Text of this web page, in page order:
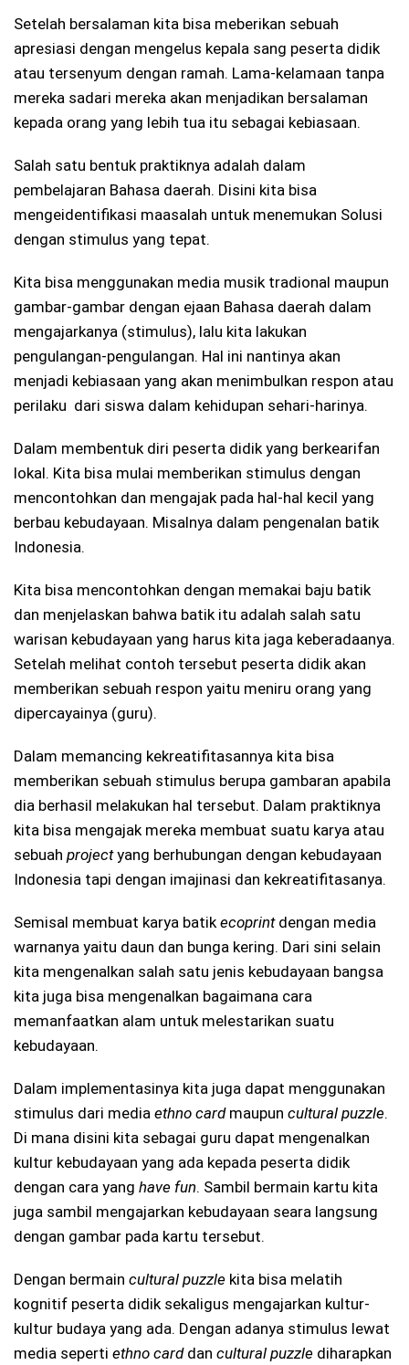
Setelah bersalaman kita bisa meberikan sebuah
apresiasi dengan mengelus kepala sang peserta didik
atau tersenyum dengan ramah. Lama-kelamaan tanpa
mereka sadari mereka akan menjadikan bersalaman
kepada orang yang lebih tua itu sebagai kebiasaan.
Salah satu bentuk praktiknya adalah dalam
pembelajaran Bahasa daerah. Disini kita bisa
mengeidentifikasi maasalah untuk menemukan Solusi
dengan stimulus yang tepat.
Kita bisa menggunakan media musik tradional maupun
gambar-gambar dengan ejaan Bahasa daerah dalam
mengajarkanya (stimulus), lalu kita lakukan
pengulangan-pengulangan. Hal ini nantinya akan
menjadi kebiasaan yang akan menimbulkan respon atau
perilaku dari siswa dalam kehidupan sehari-harinya.
Dalam membentuk diri peserta didik yang berkearifan
lokal. Kita bisa mulai memberikan stimulus dengan
mencontohkan dan mengajak pada hal-hal kecil yang
berbau kebudayaan. Misalnya dalam pengenalan batik
Indonesia.
Kita bisa mencontohkan dengan memakai baju batik
dan menjelaskan bahwa batik itu adalah salah satu
warisan kebudayaan yang harus kita jaga keberadaanya.
Setelah melihat contoh tersebut peserta didik akan
memberikan sebuah respon yaitu meniru orang yang
dipercayainya (guru).
Dalam memancing kekreatifitasannya kita bisa
memberikan sebuah stimulus berupa gambaran apabila
dia berhasil melakukan hal tersebut. Dalam praktiknya
kita bisa mengajak mereka membuat suatu karya atau
sebuah projectyang berhubungan dengan kebudayaan
Indonesia tapi dengan imajinasi dan kekreatifitasanya.
Semisal membuat karya batik ecoprintdengan media
warnanya yaitu daun dan bunga kering. Dari sini selain
kita mengenalkan salah satu jenis kebudayaan bangsa
kita juga bisa mengenalkan bagaimana cara
memanfaatkan alam untuk melestarikan suatu
kebudayaan.
Dalam implementasinya kita juga dapat menggunakan
stimulus dari media ethno cardmaupun cultural puzzle.
Di mana disini kita sebagai guru dapat mengenalkan
kultur kebudayaan yang ada kepada peserta didik
dengan cara yang have fun. Sambil bermain kartu kita
juga sambil mengajarkan kebudayaan seara langsung
dengan gambar pada kartu tersebut.
Dengan bermain cultural puzzle kita bisa melatih
kognitif peserta didik sekaligus mengajarkan kultur-
kultur budaya yang ada. Dengan adanya stimulus lewat
media seperti ethno card dan cultural puzzle diharapkan